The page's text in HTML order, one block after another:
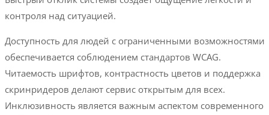
контроля над ситуацией.
Доступность для людей с ограниченными возможностями
обеспечивается соблюдением стандартов WCAG.
Читаемость шрифтов, контрастность цветов и поддержка
скринридеров делают сервис открытым для всех.
Инклюзивность является важным аспектом современного